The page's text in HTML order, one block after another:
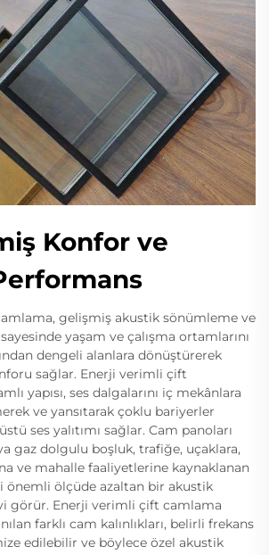
Konfor ve
gelişmiş akustik sönümleme ve
yaşam ve çalışma ortamlarını
dengeli alanlara dönüştürerek
sağlar. Enerji verimli çift
yapısı, ses dalgalarını iç mekânlara
ve yansıtarak çoklu bariyerler
ses yalıtımı sağlar. Cam panoları
gaz dolgulu boşluk, trafiğe, uçaklara,
ve mahalle faaliyetlerine kaynaklanan
önemli ölçüde azaltan bir akustik
görür. Enerji verimli çift camlama
farklı cam kalınlıkları, belirli frekans
edilebilir ve böylece özel akustik